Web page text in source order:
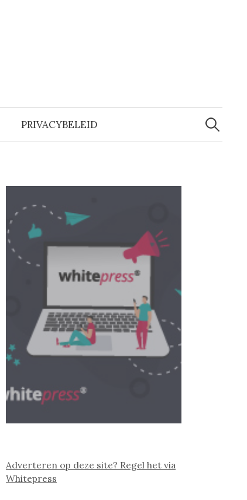
PRIVACYBELEID
Zoeken
naar:
Adverteren op deze site? Regel het via
Whitepress